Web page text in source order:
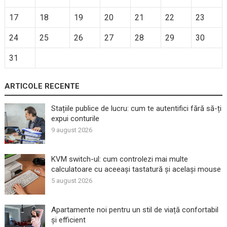
17 18 19 20 21 22 23
24 25 26 27 28 29 30
31
ARTICOLE RECENTE
Stațiile publice de lucru: cum te autentifici fără să-ți
expui conturile
9 august 2026
KVM switch-ul: cum controlezi mai multe
calculatoare cu aceeași tastatură și același mouse
5 august 2026
Apartamente noi pentru un stil de viață confortabil
și efficient